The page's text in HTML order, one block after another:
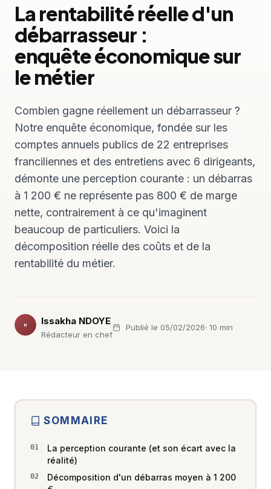
La rentabilité réelle d'un
débarrasseur :
enquête économique sur
le métier
Combien gagne réellement un débarrasseur ?
Notre enquête économique, fondée sur les
comptes annuels publics de 22 entreprises
franciliennes et des entretiens avec 6 dirigeants,
démonte une perception courante : un débarras
à 1 200 € ne représente pas 800 € de marge
nette, contrairement à ce qu'imaginent
beaucoup de particuliers. Voici la
décomposition réelle des coûts et de la
rentabilité du métier.
IN Issakha NDOYE
Rédacteur en chef
Publié le 05/02/2026· 10 min
SOMMAIRE
La perception courante (et son écart avec la
réalité)
Décomposition d'un débarras moyen à 1 200